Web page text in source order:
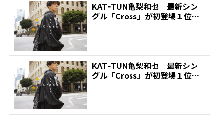
KATｰTUN亀梨和也 最新シン
グル「Cross」が初登場１位
KATｰTUN亀梨和也 最新シン
グル「Cross」が初登場１位